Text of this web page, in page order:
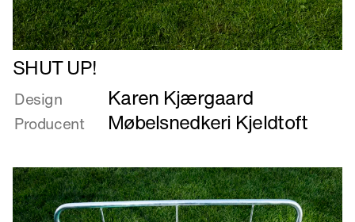
Læs
mere
om
SHUT
UP!
SHUT UP!
Design Karen Kjærgaard
Producent Møbelsnedkeri Kjeldtoft